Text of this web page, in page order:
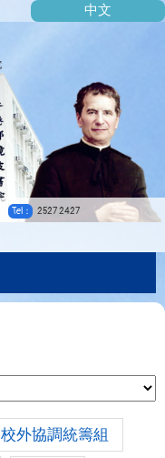
Tel： 2527 2427
中文
校外協調統籌組